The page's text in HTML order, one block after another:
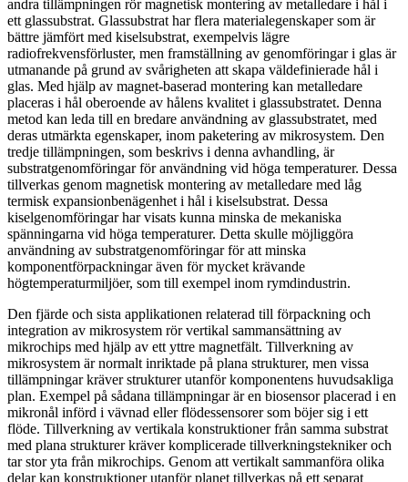
andra tillämpningen rör magnetisk montering av metalledare i hål i
ett glassubstrat. Glassubstrat har flera materialegenskaper som är
bättre jämfört med kiselsubstrat, exempelvis lägre
radiofrekvensförluster, men framställning av genomföringar i glas är
utmanande på grund av svårigheten att skapa väldefinierade hål i
glas. Med hjälp av magnet-baserad montering kan metalledare
placeras i hål oberoende av hålens kvalitet i glassubstratet. Denna
metod kan leda till en bredare användning av glassubstratet, med
deras utmärkta egenskaper, inom paketering av mikrosystem. Den
tredje tillämpningen, som beskrivs i denna avhandling, är
substratgenomföringar för användning vid höga temperaturer. Dessa
tillverkas genom magnetisk montering av metalledare med låg
termisk expansionbenägenhet i hål i kiselsubstrat. Dessa
kiselgenomföringar har visats kunna minska de mekaniska
spänningarna vid höga temperaturer. Detta skulle möjliggöra
användning av substratgenomföringar för att minska
komponentförpackningar även för mycket krävande
högtemperaturmiljöer, som till exempel inom rymdindustrin.
Den fjärde och sista applikationen relaterad till förpackning och
integration av mikrosystem rör vertikal sammansättning av
mikrochips med hjälp av ett yttre magnetfält. Tillverkning av
mikrosystem är normalt inriktade på plana strukturer, men vissa
tillämpningar kräver strukturer utanför komponentens huvudsakliga
plan. Exempel på sådana tillämpningar är en biosensor placerad i en
mikronål införd i vävnad eller flödessensorer som böjer sig i ett
flöde. Tillverkning av vertikala konstruktioner från samma substrat
med plana strukturer kräver komplicerade tillverkningstekniker och
tar stor yta från mikrochips. Genom att vertikalt sammanföra olika
delar kan konstruktioner utanför planet tillverkas på ett separat